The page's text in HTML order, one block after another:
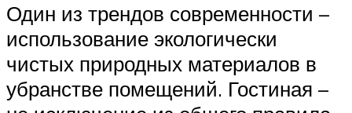
Один из трендов современности –
использование экологически
чистых природных материалов в
убранстве помещений. Гостиная –